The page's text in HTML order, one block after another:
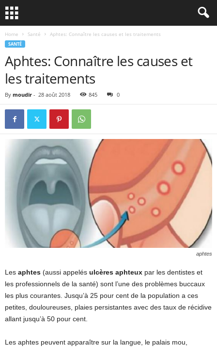
Home Santé Aphtes: Connaître les causes et les traitements
SANTÉ
Aphtes: Connaître les causes et
les traitements
By moudir - 28 août 2018 845 0
aphtes
Les aphtes (aussi appelés ulcères aphteux par les dentistes et
les professionnels de la santé) sont l’une des problèmes buccaux
les plus courantes. Jusqu’à 25 pour cent de la population a ces
petites, douloureuses, plaies persistantes avec des taux de récidive
allant jusqu’à 50 pour cent.
Les aphtes peuvent apparaître sur la langue, le palais mou,